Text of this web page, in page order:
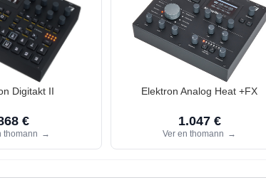
Digitakt II
€
thomann →
Elektron Analog Heat +FX
1.047 €
Ver en thomann →